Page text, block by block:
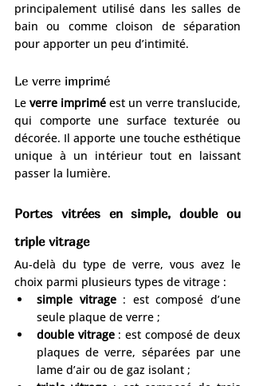
principalement utilisé dans les salles de
bain ou comme cloison de séparation
pour apporter un peu d’intimité.
Le verre imprimé
Le verre imprimé est un verre translucide,
qui comporte une surface texturée ou
décorée. Il apporte une touche esthétique
unique à un intérieur tout en laissant
passer la lumière.
Portes vitrées en simple, double ou
triple vitrage
Au-delà du type de verre, vous avez le
choix parmi plusieurs types de vitrage :
simple vitrage : est composé d’une
seule plaque de verre ;
double vitrage : est composé de deux
plaques de verre, séparées par une
lame d’air ou de gaz isolant ;